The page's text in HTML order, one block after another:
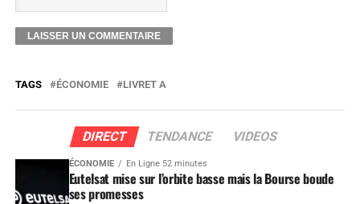
TAGS ÉCONOMIE LIVRET A
DIRECT TENDANCE VIDEOS
ÉCONOMIE En Ligne 52 minutes
Eutelsat mise sur l’orbite basse mais la Bourse boude
ses promesses